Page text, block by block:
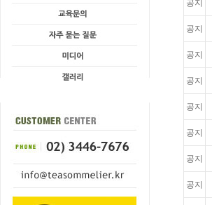
공지
공지
공지
공지
공지
공지
공지
공지